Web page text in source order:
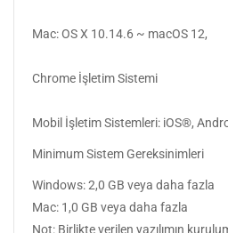
Mac: OS X 10.14.6 ~ macOS 12,
Chrome İşletim Sistemi
Mobil İşletim Sistemleri: iOS®,
Minimum Sistem Gereksinimleri
Windows: 2,0 GB veya daha fazla
Mac: 1,0 GB veya daha fazla
Not: Birlikte verilen yazılımın